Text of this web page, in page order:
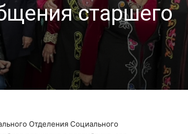
старшего
Отделения Социального